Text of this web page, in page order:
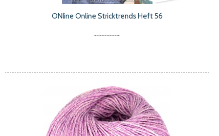
ONline Online Stricktrends Heft 56